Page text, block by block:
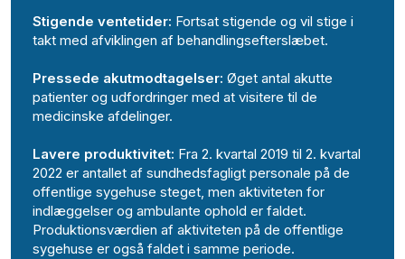
Stigende ventetider: Fortsat stigende og vil stige i
takt med afviklingen af behandlingsefterslæbet.
Pressede akutmodtagelser: Øget antal akutte
patienter og udfordringer med at visitere til de
medicinske afdelinger.
Lavere produktivitet: Fra 2. kvartal 2019 til 2. kvartal
2022 er antallet af sundhedsfagligt personale på de
offentlige sygehuse steget, men aktiviteten for
indlæggelser og ambulante ophold er faldet.
Produktionsværdien af aktiviteten på de offentlige
sygehuse er også faldet i samme periode.